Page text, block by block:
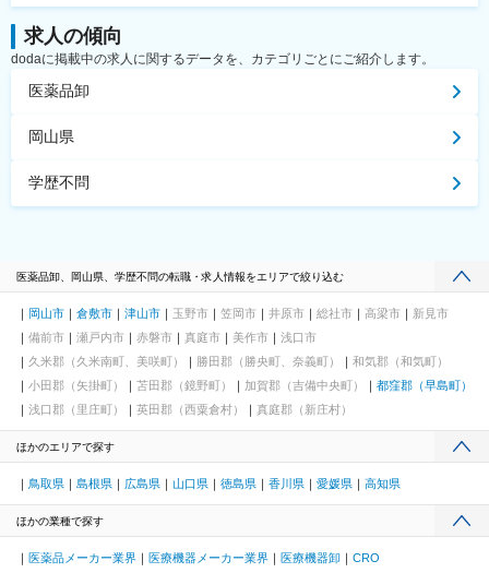
求人の傾向
dodaに掲載中の求人に関するデータを、カテゴリごとにご紹介します。
医薬品卸
岡山県
学歴不問
医薬品卸、岡山県、学歴不問の転職・求人情報をエリアで絞り込む
岡山市 倉敷市 津山市 玉野市 笠岡市 井原市 総社市 高梁市
新見市
備前市
瀬戸内市 赤磐市 真庭市 美作市
浅口市
久米郡（久米南町、美咲町）
勝田郡（勝央町、奈義町）
和気郡（和気町）
小田郡（矢掛町）
苫田郡（鏡野町） 加賀郡（吉備中央町）
都窪郡（早島町）
浅口郡（里庄町）
英田郡（西粟倉村） 真庭郡（新庄村）
ほかのエリアで探す
鳥取県 島根県 広島県 山口県 徳島県 香川県 愛媛県 高知県
ほかの業種で探す
医薬品メーカー業界 医療機器メーカー業界 医療機器卸
CRO